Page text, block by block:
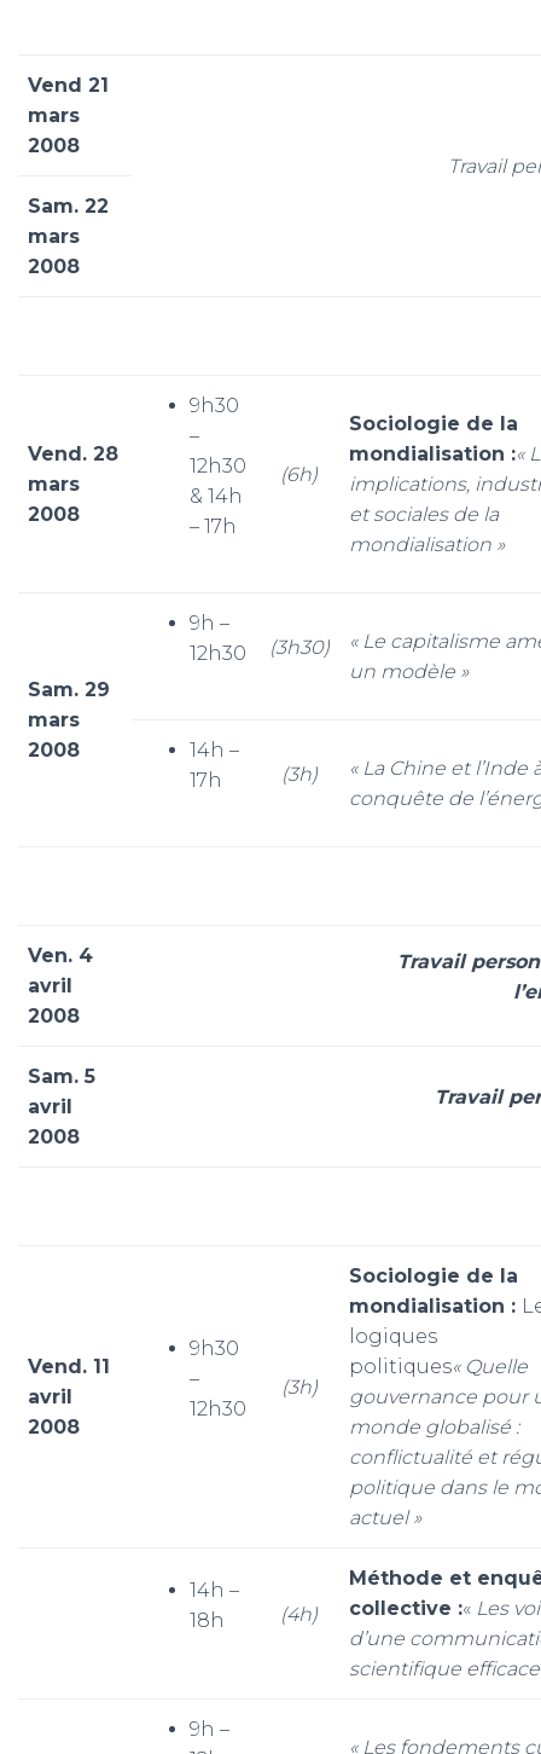
Vend 21
mars
2008
Travail
Sam. 22
mars
2008
Vend. 28
mars
2008
9h30
–
12h30
& 14h
– 17h
(6h)
Sociologie de la
mondialisation :«
implications,
et sociales de la
mondialisation »
Sam. 29
mars
2008
9h –
12h30
(3h30)
« Le capitalisme
un modèle »
14h –
17h
(3h)
« La Chine et l’Inde
conquête de
Ven. 4
avril
2008
Travail
Sam. 5
avril
2008
Travail
Vend. 11
avril
2008
9h30
–
12h30
(3h)
Sociologie de la
mondialisation :
logiques
politiques« Quelle
gouvernance pour
monde globalisé :
conflictualité et
politique dans le
actuel »
14h –
18h
(4h)
Méthode et
collective :« Les
d’une
scientifique
9h –
« Les fondements